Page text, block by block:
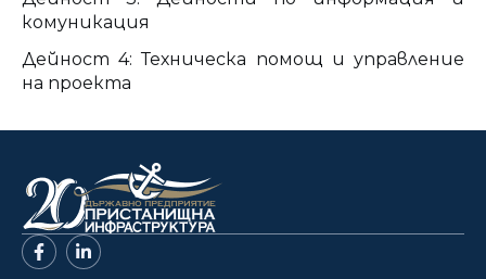
комуникация
Дейност 4: Техническа помощ и управление
на проекта